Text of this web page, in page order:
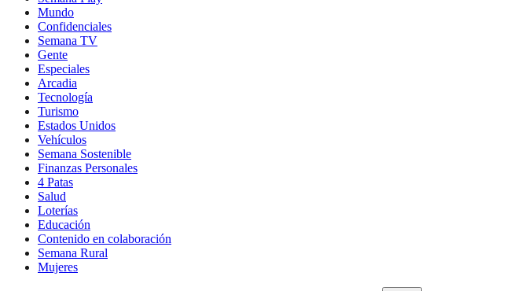
Mundo
Confidenciales
Semana TV
Gente
Especiales
Arcadia
Tecnología
Turismo
Estados Unidos
Vehículos
Semana Sostenible
Finanzas Personales
4 Patas
Salud
Loterías
Educación
Contenido en colaboración
Semana Rural
Mujeres